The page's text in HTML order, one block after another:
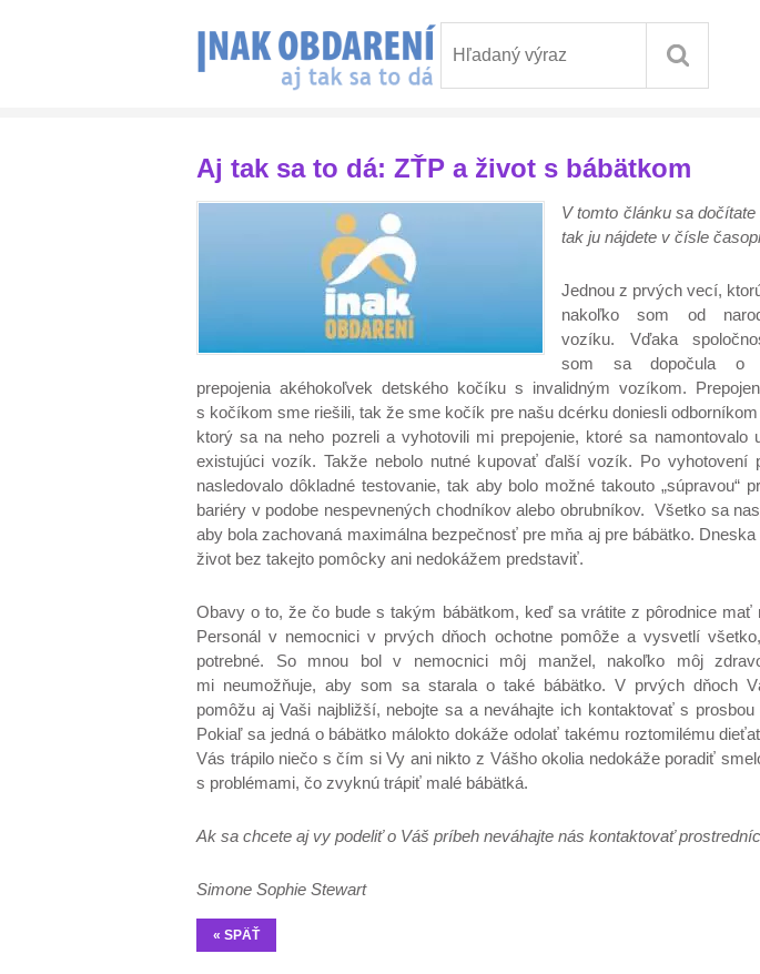
Aj tak sa to dá: ZŤP a život s bábätkom
V tomto článku sa
tak ju nájdete v čísle
Jednou z prvých vecí,
nakoľko som od nar
vozíku. Vďaka
som sa dopočula o
prepojenia akéhokoľvek detského kočíku s invalidným vozíkom.
s kočíkom sme riešili, tak že sme kočík pre našu dcérku doniesli odborníkom
ktorý sa na neho pozreli a vyhotovili mi prepojenie, ktoré sa namontovalo
existujúci vozík. Takže nebolo nutné kupovať ďalší vozík. Po vyhotovení
nasledovalo dôkladné testovanie, tak aby bolo možné takouto „súpravou“
bariéry v podobe nespevnených chodníkov alebo obrubníkov. Všetko sa
aby bola zachovaná maximálna bezpečnosť pre mňa aj pre bábätko.
život bez takejto pomôcky ani nedokážem predstaviť.
Obavy o to, že čo bude s takým bábätkom, keď sa vrátite z pôrodnice mať
Personál v nemocnici v prvých dňoch ochotne pomôže a vysvetlí
potrebné. So mnou bol v nemocnici môj manžel, nakoľko môj
mi neumožňuje, aby som sa starala o také bábätko. V prvých dňoch
pomôžu aj Vaši najbližší, nebojte sa a neváhajte ich kontaktovať s prosbou
Pokiaľ sa jedná o bábätko málokto dokáže odolať takému roztomilému
Vás trápilo niečo s čím si Vy ani nikto z Vášho okolia nedokáže poradiť
s problémami, čo zvyknú trápiť malé bábätká.
Ak sa chcete aj vy podeliť o Váš príbeh neváhajte nás kontaktovať
Simone Sophie Stewart
« SPÄŤ